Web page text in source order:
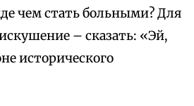
чем стать больными? Для
– сказать: «Эй,
исторического